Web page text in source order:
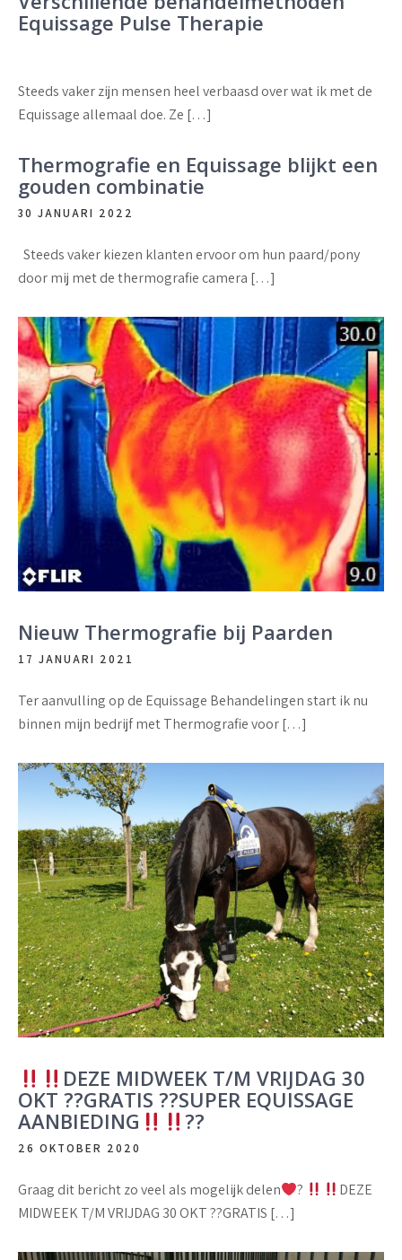
Equissage Pulse Therapie
Steeds vaker zijn mensen heel verbaasd over wat ik met de
Equissage allemaal doe. Ze […]
Thermografie en Equissage blijkt een
gouden combinatie
30 JANUARI 2022
Steeds vaker kiezen klanten ervoor om hun paard/pony
door mij met de thermografie camera […]
Nieuw Thermografie bij Paarden
17 JANUARI 2021
Ter aanvulling op de Equissage Behandelingen start ik nu
binnen mijn bedrijf met Thermografie voor […]
DEZE MIDWEEK T/M VRIJDAG 30
OKT ??GRATIS ??SUPER EQUISSAGE
AANBIEDING
??
26 OKTOBER 2020
Graag dit bericht zo veel als mogelijk delen ?
DEZE
MIDWEEK T/M VRIJDAG 30 OKT ??GRATIS […]